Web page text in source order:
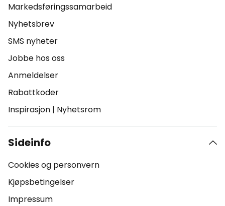
Markedsføringssamarbeid
Nyhetsbrev
SMS nyheter
Jobbe hos oss
Anmeldelser
Rabattkoder
Inspirasjon | Nyhetsrom
Sideinfo
Cookies og personvern
Kjøpsbetingelser
Impressum